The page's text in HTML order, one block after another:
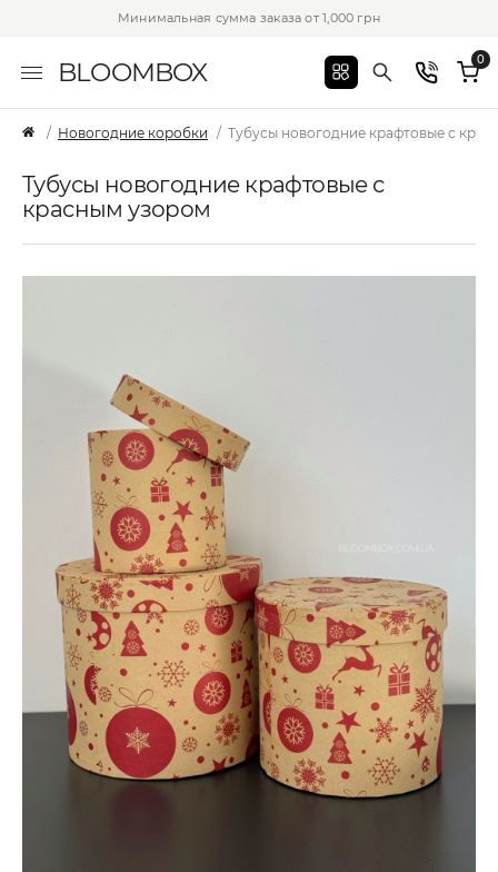
Минимальная сумма заказа от 1,000 грн
BLOOMBOX 0
Новогодние коробки Тубусы новогодние крафтовые с
Тубусы новогодние крафтовые с
красным узором